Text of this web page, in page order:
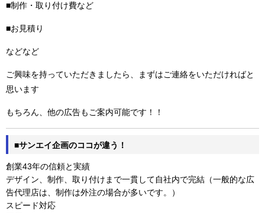
■制作・取り付け費など
■お見積り
などなど
ご興味を持っていただきましたら、まずはご連絡をいただければと
思います
もちろん、他の広告もご案内可能です！！
■サンエイ企画のココが違う！
創業43年の信頼と実績
デザイン、制作、取り付けまで一貫して自社内で完結（一般的な広
告代理店は、制作は外注の場合が多いです。）
スピード対応